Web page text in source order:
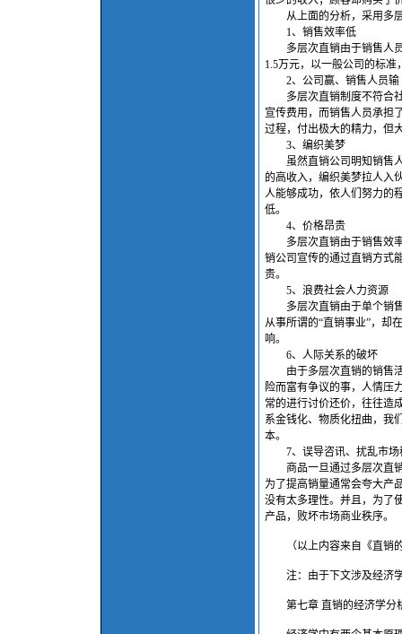
从上面的分析，采用多层
1、销售效率低
多层次直销由于销售人员
1.5万元，以一般公司的标
2、公司赢、销售人员输
多层次直销制度不符合社
宣传费用，而销售人员承担
过程，付出极大的精力，但
3、编织美梦
虽然直销公司明知销售人
的高收入，编织美梦拉人入
人能够成功，依人们努力的
低。
4、价格昂贵
多层次直销由于销售效率
销公司宣传的通过直销方式
贵。
5、浪费社会人力资源
多层次直销由于单个销售
从事所谓的“直销事业”，却
响。
6、人际关系的破坏
由于多层次直销的销售活
险而富有争议的事，人情压
常的进行讨价还价，往往造
系金钱化、物质化扭曲，我
本。
7、误导咨讯、扰乱市场
商品一旦通过多层次直销
为了提高销量通常会夸大产
没有太多理性。并且，为了
产品，败坏市场商业秩序。
（以上内容来自《直销的
注：由于下文涉及经济学
第七章 直销的经济学分